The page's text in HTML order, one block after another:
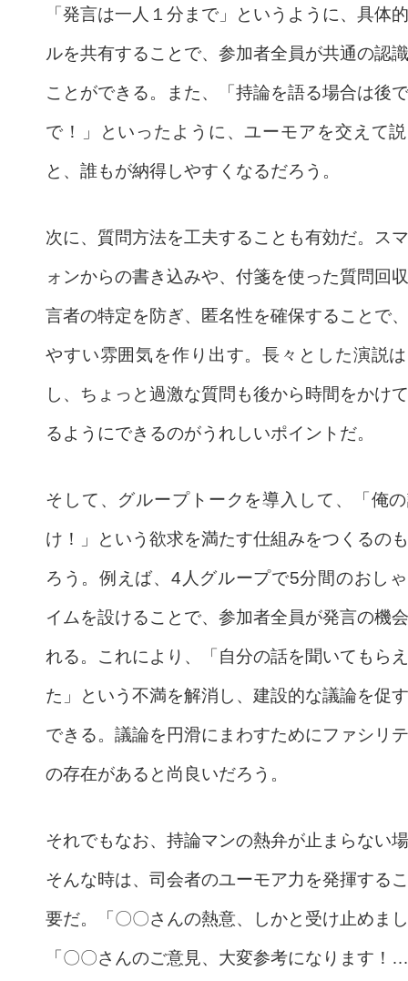
「発言は一人１分まで」というように、具体
ルを共有することで、参加者全員が共通の認
ことができる。また、「持論を語る場合は後
で！」といったように、ユーモアを交えて
と、誰もが納得しやすくなるだろう。
次に、質問方法を工夫することも有効だ。ス
ォンからの書き込みや、付箋を使った質問回
言者の特定を防ぎ、匿名性を確保することで
やすい雰囲気を作り出す。長々とした演説
し、ちょっと過激な質問も後から時間をかけ
るようにできるのがうれしいポイントだ。
そして、グループトークを導入して、「俺
け！」という欲求を満たす仕組みをつくるの
ろう。例えば、4人グループで5分間のおし
イムを設けることで、参加者全員が発言の機
れる。これにより、「自分の話を聞いてもら
た」という不満を解消し、建設的な議論を促
できる。議論を円滑にまわすためにファシリ
の存在があると尚良いだろう。
それでもなお、持論マンの熱弁が止まらない
そんな時は、司会者のユーモア力を発揮する
要だ。「〇〇さんの熱意、しかと受け止めま
「〇〇さんのご意見、大変参考になります！